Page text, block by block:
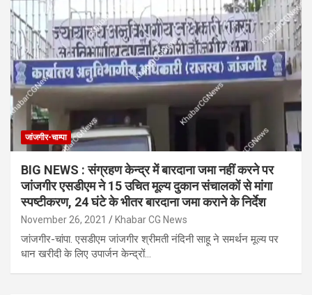
जांजगीर-चाम्पा
BIG NEWS : संग्रहण केन्द्र में बारदाना जमा नहीं करने पर
जांजगीर एसडीएम ने 15 उचित मूल्य दुकान संचालकों से मांगा
स्पष्टीकरण, 24 घंटे के भीतर बारदाना जमा कराने के निर्देश
November 26, 2021 Khabar CG News
जांजगीर-चांपा. एसडीएम जांजगीर श्रीमती नंदिनी साहू ने समर्थन मूल्य पर
धान खरीदी के लिए उपार्जन केन्द्रों…